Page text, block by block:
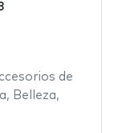
de
, Belleza,